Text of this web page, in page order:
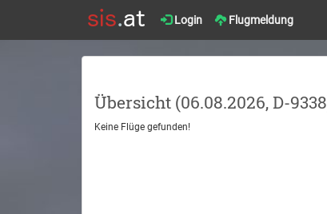
Login Flugmeldung
Übersicht (06.08.2026, D-
Keine Flüge gefunden!